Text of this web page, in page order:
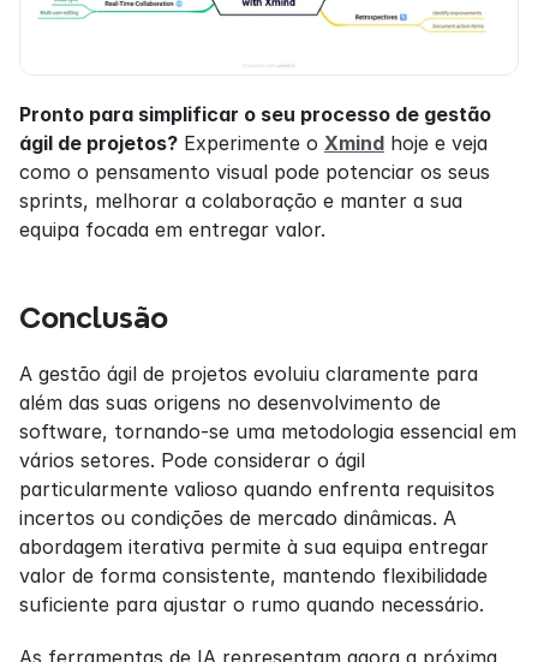
Pronto para simplificar o seu processo de gestão
ágil de projetos? Experimente o Xmind hoje e veja
como o pensamento visual pode potenciar os seus
sprints, melhorar a colaboração e manter a sua
equipa focada em entregar valor.
Conclusão
A gestão ágil de projetos evoluiu claramente para
além das suas origens no desenvolvimento de
software, tornando-se uma metodologia essencial em
vários setores. Pode considerar o ágil
particularmente valioso quando enfrenta requisitos
incertos ou condições de mercado dinâmicas. A
abordagem iterativa permite à sua equipa entregar
valor de forma consistente, mantendo flexibilidade
suficiente para ajustar o rumo quando necessário.